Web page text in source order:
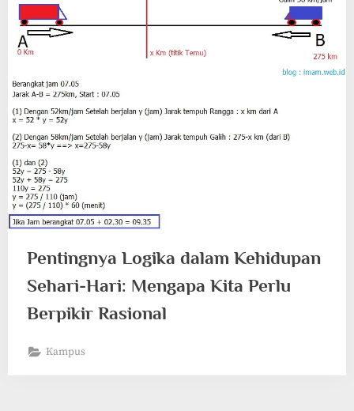
Pentingnya Logika dalam Kehidupan
Sehari-Hari: Mengapa Kita Perlu
Berpikir Rasional
Kampus